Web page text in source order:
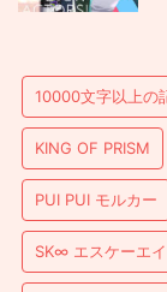
10000文字以上の
KING OF PRISM
PUI PUI モルカー
SK∞ エスケーエイ